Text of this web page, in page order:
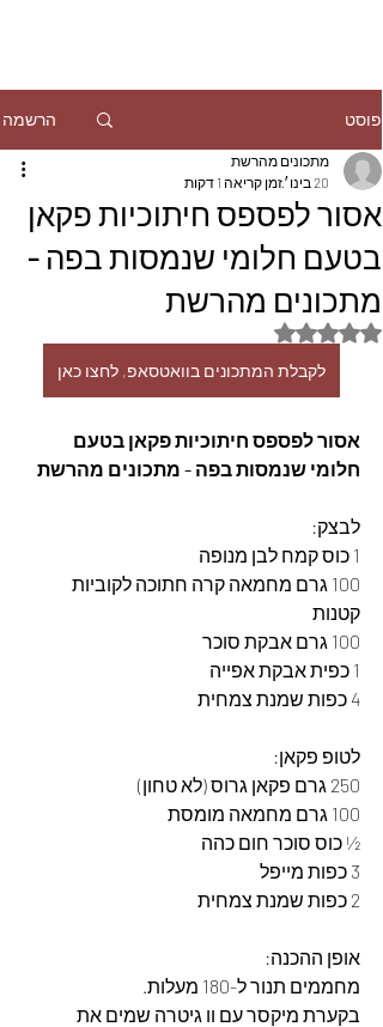
פוסט הרשמה
אסור לפספס חיתוכיות פקאן
בטעם חלומי שנמסות בפה -
מתכונים מהרשת
מתכונים מהרשת
20 בינו׳
זמן קריאה 1 דקות
דירוג של NaN מתוך 5 כוכבים
לקבלת המתכונים בוואטסאפ, לחצו כאן
אסור לפספס חיתוכיות פקאן בטעם
חלומי שנמסות בפה - מתכונים מהרשת
לבצק:
1 כוס קמח לבן מנופה
100 גרם מחמאה קרה חתוכה לקוביות
קטנות
100 גרם אבקת סוכר
1 כפית אבקת אפייה
4 כפות שמנת צמחית
לטופ פקאן:
250 גרם פקאן גרוס (לא טחון)
100 גרם מחמאה מומסת
½ כוס סוכר חום כהה
3 כפות מייפל
2 כפות שמנת צמחית
אופן ההכנה:
מחממים תנור ל-180 מעלות.
בקערת מיקסר עם וו גיטרה שמים את